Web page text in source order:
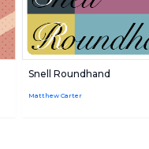
Snell Roundhand
Matthew Carter